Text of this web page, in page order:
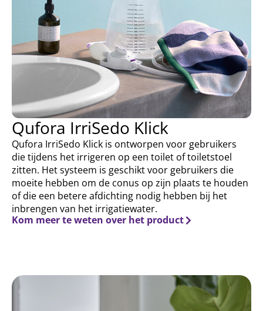
Qufora IrriSedo Klick
Qufora IrriSedo Klick is ontworpen voor gebruikers
die tijdens het irrigeren op een toilet of toiletstoel
zitten. Het systeem is geschikt voor gebruikers die
moeite hebben om de conus op zijn plaats te houden
of die een betere afdichting nodig hebben bij het
inbrengen van het irrigatiewater.
Kom meer te weten over het product